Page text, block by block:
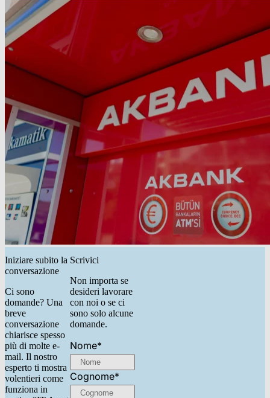
Iniziare subito la
conversazione
Ci sono
domande? Una
breve
conversazione
chiarisce spesso
più di molte e-
mail. Il nostro
esperto ti mostra
volentieri come
funziona in
Scrivici
Non importa se
desideri lavorare
con noi o se ci
sono solo alcune
domande.
Nome*
Cognome*